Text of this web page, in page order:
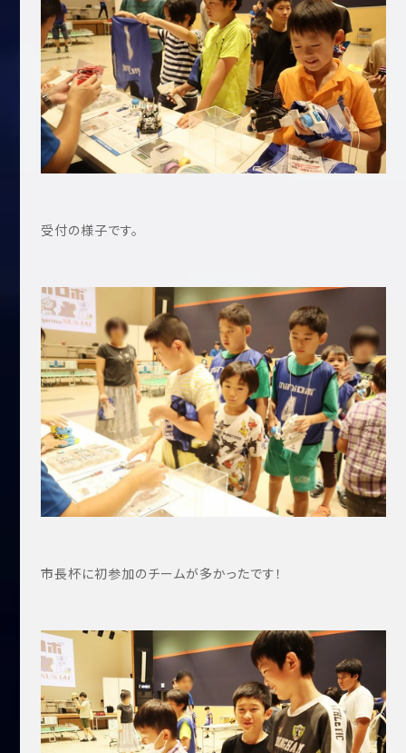
受付の様子です。
市長杯に初参加のチームが多かったです！